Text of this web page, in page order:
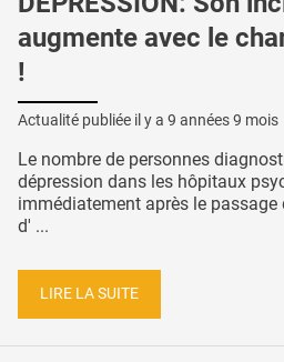
augmente avec le
!
Actualité publiée il y a 9 années 9 mois
Le nombre de personnes
dépression dans les hôpitaux
immédiatement après le passage
d' ...
LIRE LA SUITE